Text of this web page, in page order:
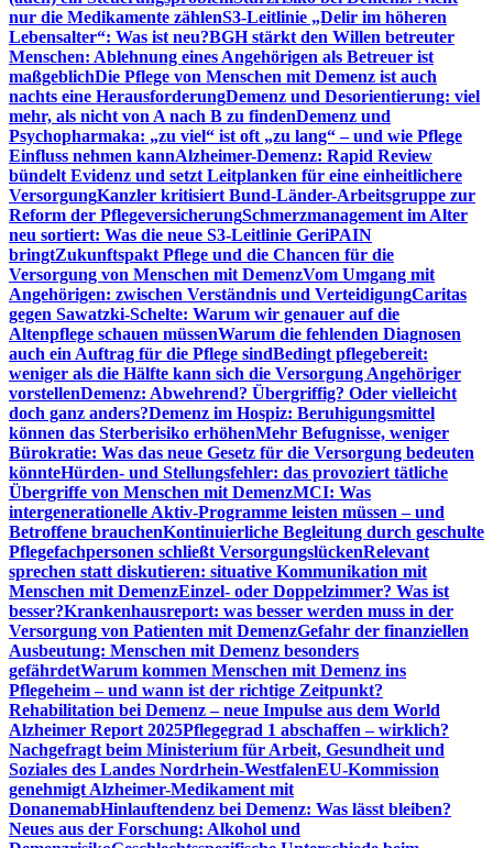
nur die Medikamente zählenS3-Leitlinie „Delir im höheren
Lebensalter“: Was ist neu?BGH stärkt den Willen betreuter
Menschen: Ablehnung eines Angehörigen als Betreuer ist
maßgeblichDie Pflege von Menschen mit Demenz ist auch
nachts eine HerausforderungDemenz und Desorientierung: viel
mehr, als nicht von A nach B zu findenDemenz und
Psychopharmaka: „zu viel“ ist oft „zu lang“ – und wie Pflege
Einfluss nehmen kannAlzheimer-Demenz: Rapid Review
bündelt Evidenz und setzt Leitplanken für eine einheitlichere
VersorgungKanzler kritisiert Bund-Länder-Arbeitsgruppe zur
Reform der PflegeversicherungSchmerzmanagement im Alter
neu sortiert: Was die neue S3-Leitlinie GeriPAIN
bringtZukunftspakt Pflege und die Chancen für die
Versorgung von Menschen mit DemenzVom Umgang mit
Angehörigen: zwischen Verständnis und VerteidigungCaritas
gegen Sawatzki-Schelte: Warum wir genauer auf die
Altenpflege schauen müssenWarum die fehlenden Diagnosen
auch ein Auftrag für die Pflege sindBedingt pflegebereit:
weniger als die Hälfte kann sich die Versorgung Angehöriger
vorstellenDemenz: Abwehrend? Übergriffig? Oder vielleicht
doch ganz anders?Demenz im Hospiz: Beruhigungsmittel
können das Sterberisiko erhöhenMehr Befugnisse, weniger
Bürokratie: Was das neue Gesetz für die Versorgung bedeuten
könnteHürden- und Stellungsfehler: das provoziert tätliche
Übergriffe von Menschen mit DemenzMCI: Was
intergenerationelle Aktiv-Programme leisten müssen – und
Betroffene brauchenKontinuierliche Begleitung durch geschulte
Pflegefachpersonen schließt VersorgungslückenRelevant
sprechen statt diskutieren: situative Kommunikation mit
Menschen mit DemenzEinzel- oder Doppelzimmer? Was ist
besser?Krankenhausreport: was besser werden muss in der
Versorgung von Patienten mit DemenzGefahr der finanziellen
Ausbeutung: Menschen mit Demenz besonders
gefährdetWarum kommen Menschen mit Demenz ins
Pflegeheim – und wann ist der richtige Zeitpunkt?
Rehabilitation bei Demenz – neue Impulse aus dem World
Alzheimer Report 2025Pflegegrad 1 abschaffen – wirklich?
Nachgefragt beim Ministerium für Arbeit, Gesundheit und
Soziales des Landes Nordrhein-WestfalenEU-Kommission
genehmigt Alzheimer-Medikament mit
DonanemabHinlauftendenz bei Demenz: Was lässt bleiben?
Neues aus der Forschung: Alkohol und